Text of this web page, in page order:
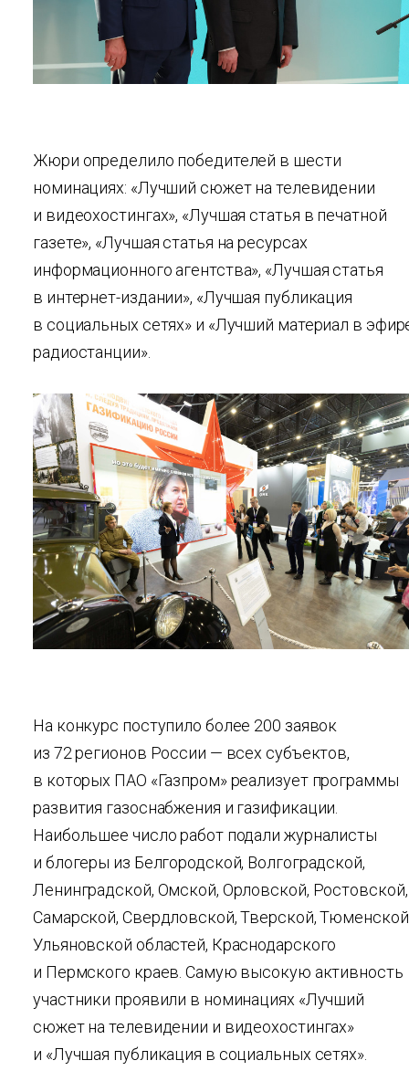
Жюри определило победителей в шести
номинациях: «Лучший сюжет на телевидении
и видеохостингах», «Лучшая статья в печатной
газете», «Лучшая статья на ресурсах
информационного агентства», «Лучшая статья
в интернет-издании», «Лучшая публикация
в социальных сетях» и «Лучший материал в
радиостанции».
На конкурс поступило более 200 заявок
из 72 регионов России — всех субъектов,
в которых ПАО «Газпром» реализует программы
развития газоснабжения и газификации.
Наибольшее число работ подали журналисты
и блогеры из Белгородской, Волгоградской,
Ленинградской, Омской, Орловской, Ростовской,
Самарской, Свердловской, Тверской,
Ульяновской областей, Краснодарского
и Пермского краев. Самую высокую активность
участники проявили в номинациях «Лучший
сюжет на телевидении и видеохостингах»
и «Лучшая публикация в социальных сетях».